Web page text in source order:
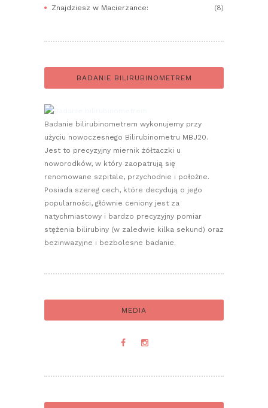
Znajdziesz w Macierzance:
(8)
BADANIE BILIRUBINOMETREM
Badanie bilirubinometrem wykonujemy przy
użyciu nowoczesnego Bilirubinometru MBJ20.
Jest to precyzyjny miernik żółtaczki u
noworodków, w który zaopatrują się
renomowane szpitale, przychodnie i położne.
Posiada szereg cech, które decydują o jego
popularności, głównie ceniony jest za
natychmiastowy i bardzo precyzyjny pomiar
stężenia bilirubiny (w zaledwie kilka sekund) oraz
bezinwazyjne i bezbolesne badanie.
MEDIA